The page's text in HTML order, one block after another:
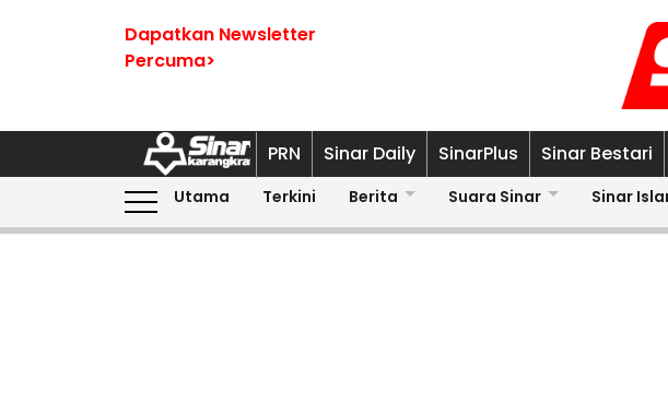
Dapatkan Newsletter
Percuma>
PRN Sinar Daily SinarPlus Sinar Bestari
Utama Terkini Berita Suara Sinar Sinar